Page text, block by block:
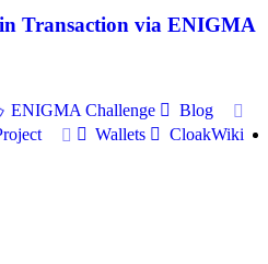
Transaction via ENIGMA
ENIGMA Challenge
Blog
Wallets CloakWiki